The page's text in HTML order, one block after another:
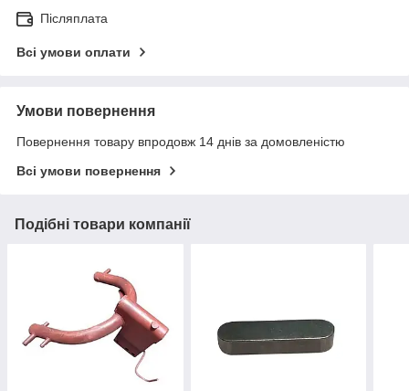
Післяплата
Всі умови оплати
Умови повернення
Повернення товару впродовж 14 днів за домовленістю
Всі умови повернення
Подібні товари компанії